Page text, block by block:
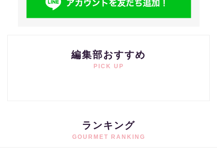
編集部おすすめ
PICK UP
ランキング
GOURMET RANKING